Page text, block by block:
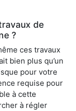
de
?
ces travaux
bien plus qu’un
pour votre
requise pour
à cette
à régler